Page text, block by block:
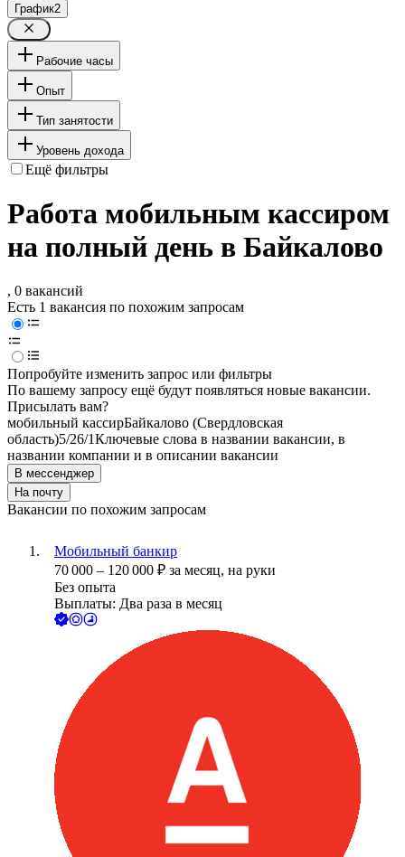
График2
Рабочие часы
Опыт
Тип занятости
Уровень дохода
Ещё фильтры
Работа мобильным кассиром
на полный день в Байкалово
, 0 вакансий
Есть 1 вакансия по похожим запросам
Попробуйте изменить запрос или фильтры
По вашему запросу ещё будут появляться новые вакансии.
Присылать вам?
мобильный кассирБайкалово (Свердловская
область)5/26/1Ключевые слова в названии вакансии, в
названии компании и в описании вакансии
В мессенджер
На почту
Вакансии по похожим запросам
Мобильный банкир
70 000 – 120 000 ₽ за месяц, на руки
Без опыта
Выплаты: Два раза в месяц